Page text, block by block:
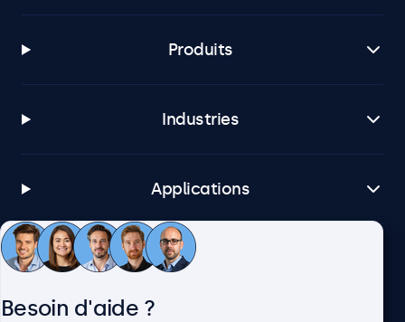
Produits
Industries
Applications
Service client
Besoin d'aide ?